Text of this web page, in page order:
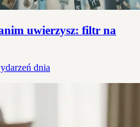
uwierzysz: filtr na
dnia